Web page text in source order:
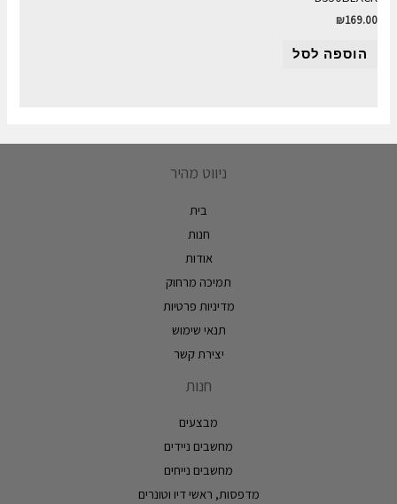
₪169.00
הוספה לסל
ניווט מהיר
בית
חנות
אודות
תמיכה מרחוק
מדיניות פרטיות
תנאי שימוש
יצירת קשר
חנות
מבצעים
מחשבים ניידים
מחשבים נייחים
מדפסות, ראשי דיו וטונרים